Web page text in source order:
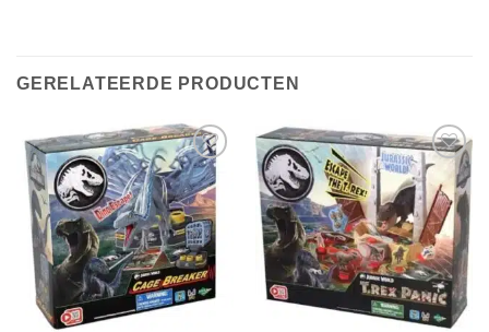
GERELATEERDE PRODUCTEN